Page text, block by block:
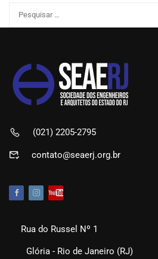
(021) 2205-2795
contato@seaerj.org.br
Rua do Russel Nº 1
Glória - Rio de Janeiro (RJ)